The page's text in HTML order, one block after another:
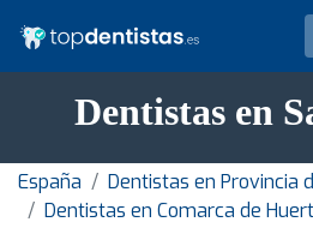
Dentistas en
España
Dentistas en Provincia
Dentistas en Comarca de